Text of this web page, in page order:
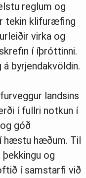
reglum og
tekin klifuræfing
virka og
í íþróttinni.
byrjendakvöldin.
landsins
í fullri notkun í
góð
hæstu hæðum. Til
og
í samstarfi við